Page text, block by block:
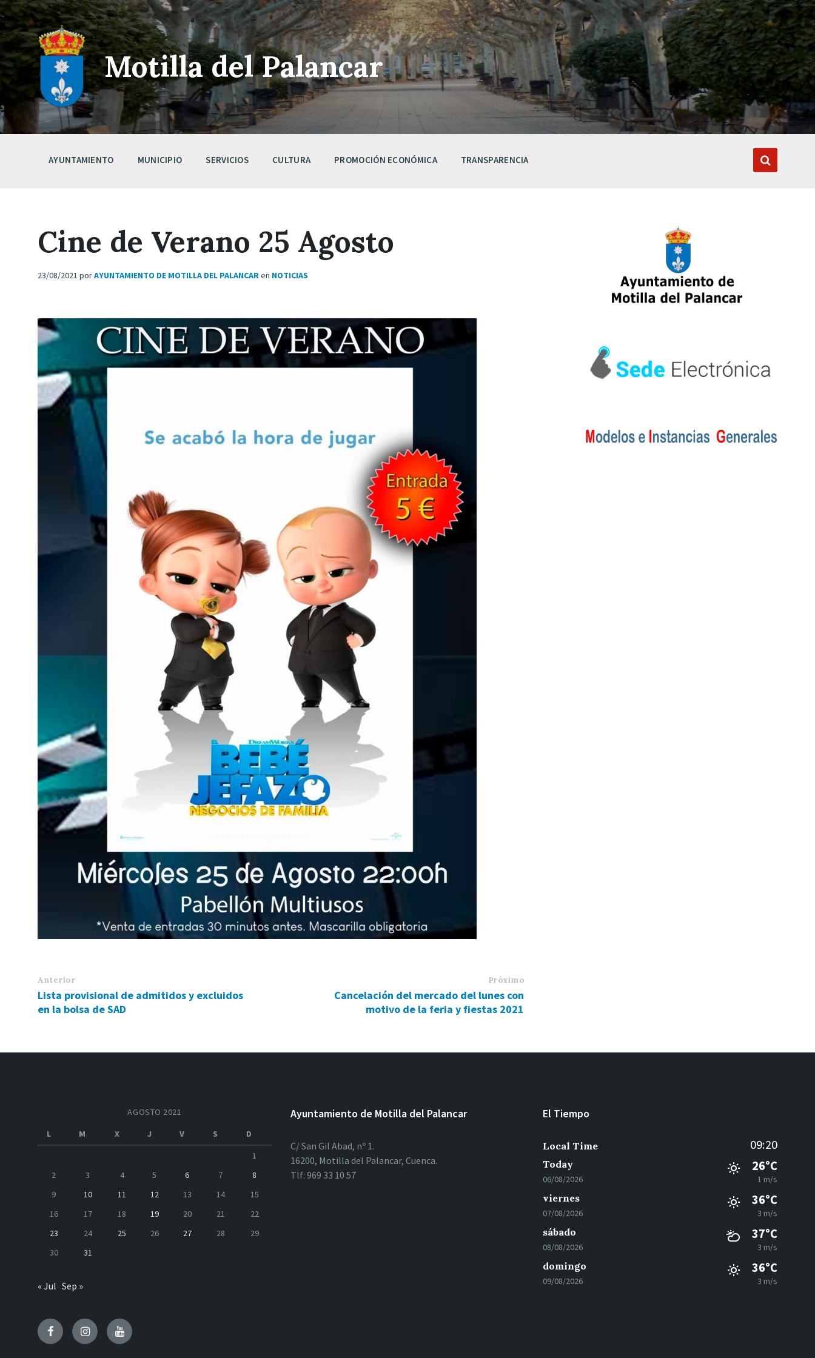
Skip
to
content
Saltar
a
la
navegación
principal
Saltar
a
pie
de
página
Motilla del Palancar
AYUNTAMIENTO MUNICIPIO SERVICIOS CULTURA PROMOCIÓN ECONÓMICA TRANSPARENCIA
Cine de Verano 25 Agosto
23/08/2021 porAYUNTAMIENTO DE MOTILLA DEL PALANCARen NOTICIAS
Anterior
Lista provisional de admitidos y excluidos
en la bolsa de SAD
Próximo
Cancelación del mercado del lunes con
motivo de la feria y fiestas 2021
AGOSTO 2021
L
M X J V S
D
1
2
3 4 5 6 7
8
9
10 11 12 13 14
15
16
17 18 19 20 21
22
23
24 25 26 27 28
29
30
31
« Jul Sep »
Ayuntamiento de Motilla del Palancar
C/ San Gil Abad, nº 1.
16200, Motilla del Palancar, Cuenca.
Tlf: 969 33 10 57
El Tiempo
Local Time 09:20
Today
06/08/2026
26°C
1 m/s
viernes
07/08/2026
36°C
3 m/s
sábado
08/08/2026
37°C
3 m/s
domingo
09/08/2026
36°C
3 m/s
FacebookInstagramYoutube